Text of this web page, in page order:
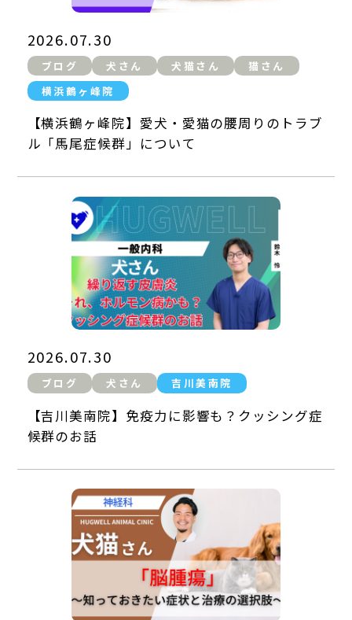
2026.07.30
ブログ 犬さん 犬猫さん
猫さん
横浜鶴ヶ峰院
【横浜鶴ヶ峰院】愛犬・愛猫の腰周りのトラブ
ル「馬尾症候群」について
2026.07.30
ブログ 犬さん 吉川美南院
【吉川美南院】免疫力に影響も？クッシング症
候群のお話